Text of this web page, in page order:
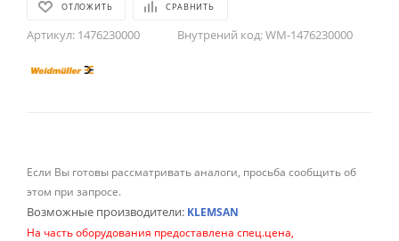
ОТЛОЖИТЬ СРАВНИТЬ
Артикул: 1476230000 Внутрений код:WM-1476230000
Если Вы готовы рассматривать аналоги, просьба сообщить об
этом при запросе.
Возможные производители: KLEMSAN
На часть оборудования предоставлена спец.цена,